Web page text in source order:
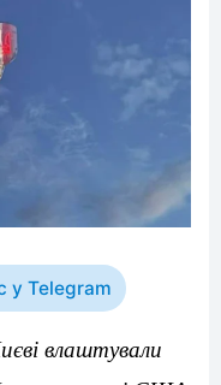
у Telegram
влаштували